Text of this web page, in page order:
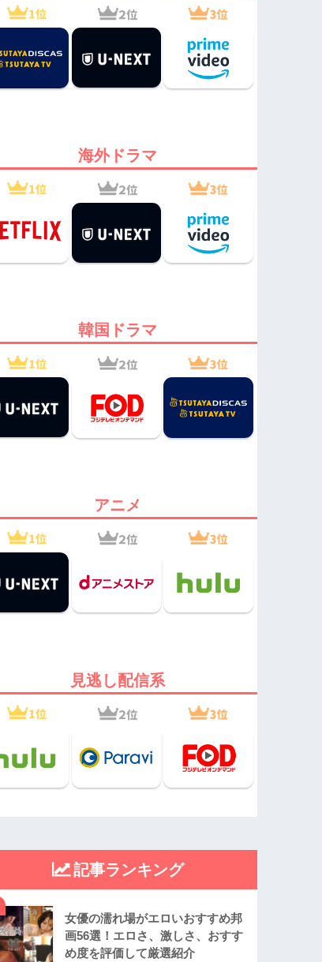
海外ドラマ
韓国ドラマ
アニメ
見逃し配信系
記事ランキング
女優の濡れ場がエロいおすすめ邦
画56選！エロさ、激しさ、おすす
め度を評価して厳選紹介